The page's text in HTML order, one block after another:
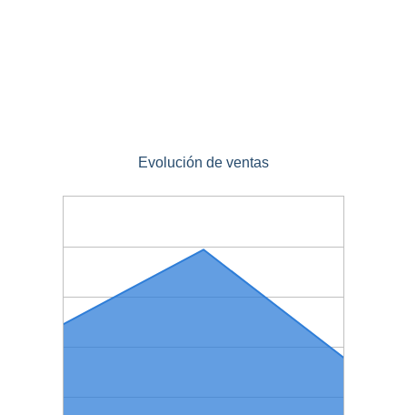
Evolución de ventas